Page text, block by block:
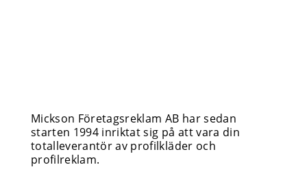
Mickson Företagsreklam AB har sedan
starten 1994 inriktat sig på att vara din
totalleverantör av profilkläder och
profilreklam.